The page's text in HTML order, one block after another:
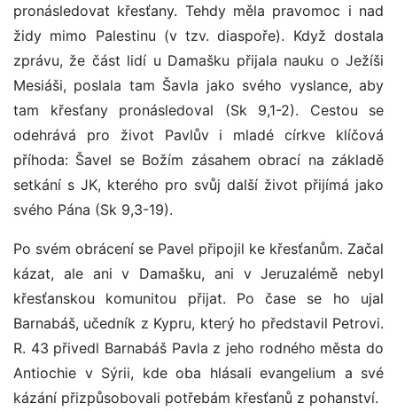
pronásledovat křesťany. Tehdy měla pravomoc i nad
židy mimo Palestinu (v tzv. diaspoře). Když dostala
zprávu, že část lidí u Damašku přijala nauku o Ježíši
Mesiáši, poslala tam Šavla jako svého vyslance, aby
tam křesťany pronásledoval (Sk 9,1-2). Cestou se
odehrává pro život Pavlův i mladé církve klíčová
příhoda: Šavel se Božím zásahem obrací na základě
setkání s JK, kterého pro svůj další život přijímá jako
svého Pána (Sk 9,3-19).
Po svém obrácení se Pavel připojil ke křesťanům. Začal
kázat, ale ani v Damašku, ani v Jeruzalémě nebyl
křesťanskou komunitou přijat. Po čase se ho ujal
Barnabáš, učedník z Kypru, který ho představil Petrovi.
R. 43 přivedl Barnabáš Pavla z jeho rodného města do
Antiochie v Sýrii, kde oba hlásali evangelium a své
kázání přizpůsobovali potřebám křesťanů z pohanství.